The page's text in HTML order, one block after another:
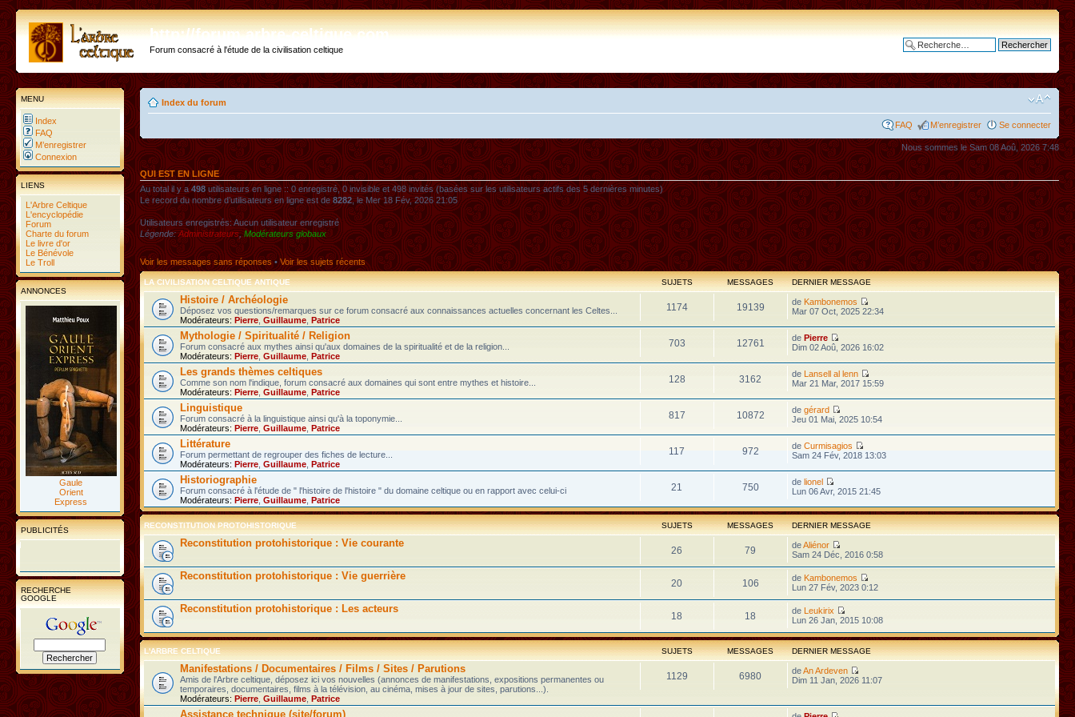
http://forum.arbre-celtique.com
Forum consacré à l'étude de la civilisation celtique
MENU
Index
FAQ
M’enregistrer
Connexion
LIENS
L'Arbre Celtique
L'encyclopédie
Forum
Charte du forum
Le livre d'or
Le Bénévole
Le Troll
ANNONCES
Gaule
Orient
Express
PUBLICITÉS
RECHERCHE
GOOGLE
Index du forum
FAQ M’enregistrer Se connecter
Nous sommes le Sam 08 Aoû, 2026 7:48
QUI EST EN LIGNE
Au total il y a498utilisateurs en ligne :: 0 enregistré, 0 invisible et 498 invités (basées sur les utilisateurs actifs des 5 dernières minutes)
Le record du nombre d’utilisateurs en ligne est de8282, le Mer 18 Fév, 2026 21:05
Utilisateurs enregistrés: Aucun utilisateur enregistré
Légende:Administrateurs,Modérateurs globaux
Voir les messages sans réponses•Voir les sujets récents
LA CIVILISATION CELTIQUE ANTIQUE SUJETS MESSAGES DERNIER MESSAGE
Histoire / Archéologie
Déposez vos questions/remarques sur ce forum consacré aux connaissances actuelles concernant les Celtes...
Modérateurs: Pierre Guillaume Patrice
1174 19139 de Kambonemos
Mar 07 Oct, 2025 22:34
Mythologie / Spiritualité / Religion
Forum consacré aux mythes ainsi qu'aux domaines de la spiritualité et de la religion...
Modérateurs: Pierre Guillaume Patrice
703 12761 de Pierre
Dim 02 Aoû, 2026 16:02
Les grands thèmes celtiques
Comme son nom l'indique, forum consacré aux domaines qui sont entre mythes et histoire...
Modérateurs: Pierre Guillaume Patrice
128 3162 de Lansell al lenn
Mar 21 Mar, 2017 15:59
Linguistique
Forum consacré à la linguistique ainsi qu'à la toponymie...
Modérateurs: Pierre Guillaume Patrice
817 10872 de gérard
Jeu 01 Mai, 2025 10:54
Littérature
Forum permettant de regrouper des fiches de lecture...
Modérateurs: Pierre Guillaume Patrice
117 972 de Curmisagios
Sam 24 Fév, 2018 13:03
Historiographie
Forum consacré à l'étude de " l'histoire de l'histoire " du domaine celtique ou en rapport avec celui-ci
Modérateurs: Pierre Guillaume Patrice
21 750 de lionel
Lun 06 Avr, 2015 21:45
RECONSTITUTION PROTOHISTORIQUE SUJETS MESSAGES DERNIER MESSAGE
Reconstitution protohistorique : Vie courante
26 79 deAliénor
Sam 24 Déc, 2016 0:58
Reconstitution protohistorique : Vie guerrière
20 106 de Kambonemos
Lun 27 Fév, 2023 0:12
Reconstitution protohistorique : Les acteurs
18 18 de Leukirix
Lun 26 Jan, 2015 10:08
L'ARBRE CELTIQUE SUJETS MESSAGES DERNIER MESSAGE
Manifestations / Documentaires / Films / Sites / Parutions
Amis de l'Arbre celtique, déposez ici vos nouvelles (annonces de manifestations, expositions permanentes ou
temporaires, documentaires, films à la télévision, au cinéma, mises à jour de sites, parutions...).
Modérateurs: Pierre Guillaume Patrice
1129 6980 deAn Ardeven
Dim 11 Jan, 2026 11:07
Assistance technique (site/forum)